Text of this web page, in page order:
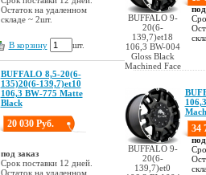
Остаток на удаленном
складе ~ 2шт.
В корзину шт.
BUFFALO 8,5-20(6-
135)20(6-139,7)et10
106,3 BW-775 Matte
Black
20 030 Руб.
под заказ
Срок поставки 12 дней.
Остаток на удаленном
BUFFALO 9-
20(6-
139,7)et18
106,3 BW-004
Gloss Black
Machined Face
под
BUFFALO 9-
20(6-
139,7)et0
34
под